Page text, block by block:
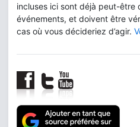
incluses ici sont déjà peut-être
événements, et doivent être
cas où vous décideriez d’agir.